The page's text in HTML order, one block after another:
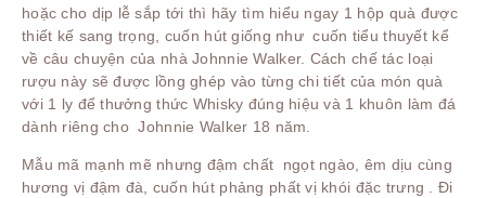
hoặc cho dịp lễ sắp tới thì hãy tìm hiểu ngay 1 hộp quà được
thiết kế sang trọng, cuốn hút giống như cuốn tiểu thuyết kể
về câu chuyện của nhà Johnnie Walker. Cách chế tác loại
rượu này sẽ được lồng ghép vào từng chi tiết của món quà
với 1 ly để thưởng thức Whisky đúng hiệu và 1 khuôn làm đá
dành riêng cho Johnnie Walker 18 năm.
Mẫu mã mạnh mẽ nhưng đậm chất ngọt ngào, êm dịu cùng
hương vị đậm đà, cuốn hút phảng phất vị khói đặc trưng . Đi